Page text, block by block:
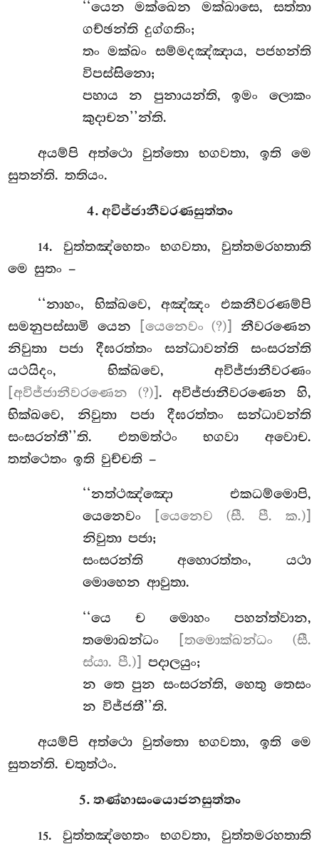
‘‘යෙන මක්ඛෙන මක්ඛාසෙ, සත්තා
ගච්ඡන්ති දුග්ගතිං;
තං මක්ඛං සම්මදඤ්ඤාය, පජහන්ති
විපස්සිනො;
පහාය න පුනායන්ති, ඉමං ලොකං
කුදාචන’’න්ති.
අයම්පි අත්ථො වුත්තො භගවතා, ඉති මෙ
සුතන්ති. තතියං.
4. අවිජ්ජානීවරණසුත්තං
14. වුත්තඤ්හෙතං භගවතා, වුත්තමරහතාති
මෙ සුතං –
‘‘නාහං, භික්ඛවෙ, අඤ්ඤං එකනීවරණම්පි
සමනුපස්සාමි යෙන
[යෙනෙවං (?)]
නීවරණෙන
නිවුතා පජා දීඝරත්තං සන්ධාවන්ති සංසරන්ති
යථයිදං, භික්ඛවෙ, අවිජ්ජානීවරණං
[අවිජ්ජානීවරණෙන (?)]. අවිජ්ජානීවරණෙන හි,
භික්ඛවෙ, නිවුතා පජා දීඝරත්තං සන්ධාවන්ති
සංසරන්තී’’ති. එතමත්ථං භගවා අවොච.
තත්ථෙතං ඉති වුච්චති –
‘‘නත්ථඤ්ඤො එකධම්මොපි,
යෙනෙවං
[යෙනෙව (සී. පී. ක.)]
නිවුතා පජා;
සංසරන්තිඅහොරත්තං, යථා
මොහෙන ආවුතා.
‘‘යෙ ච මොහං පහන්ත්වාන,
තමොඛන්ධං
[තමොක්ඛන්ධං (සී.
ස්යා. පී.)]
පදාලයුං;
න තෙ පුන සංසරන්ති, හෙතු තෙසං
න විජ්ජතී’’ති.
අයම්පි අත්ථො වුත්තො භගවතා, ඉති මෙ
සුතන්ති. චතුත්ථං.
5. තණ්හාසංයොජනසුත්තං
15. වුත්තඤ්හෙතං භගවතා, වුත්තමරහතාති